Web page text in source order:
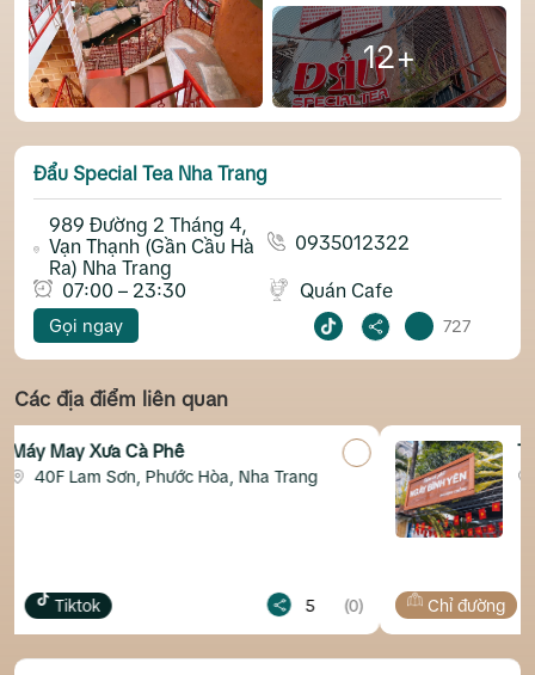
12+
Đẩu Special Tea Nha Trang
989 Đường 2 Tháng 4,
Vạn Thạnh (Gần Cầu Hà
Ra) Nha Trang
0935012322
07:00 – 23:30 Quán Cafe
Gọi ngay 727
Các địa điểm liên quan
Hòa, Nha Trang
Tiệm Cà Phê Ngày
Chồng Nha Trang
52/5 Hòn Chồng,
Chỉ đường Tiktok